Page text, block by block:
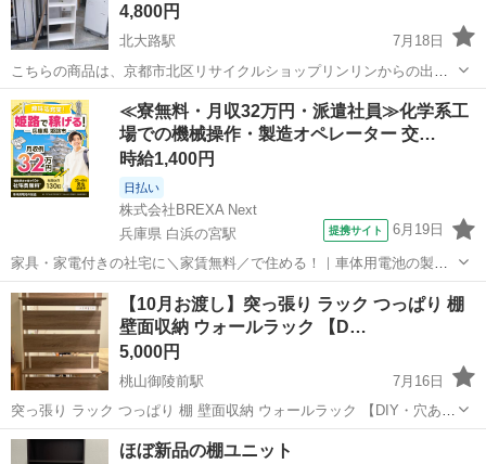
4,800円
北大路駅
7月18日
こちらの商品は、京都市北区リサイクルショップリンリンからの出品
となります。 当店は、家具・家電・食器・骨董品・日用品など、多種
多様な商品を取り揃えております。 昭和レトロなレア商品も沢山ござ
いますので、店内を見るだけ...
京都 京都市 北大路駅 収納家具 ラック
≪寮無料・月収32万円・派遣社員≫化学系工
場での機械操作・製造オペレーター 交…
時給1,400円
日払い
株式会社BREXA Next
兵庫県 白浜の宮駅
提携サイト 6月19日
家具・家電付きの社宅に＼家賃無料／で住める！｜車体用電池の製造
｜未経験から月収例32万円♪｜さらに【年間休日130日】！ 人気の工場
のお仕事 ◇車体用電池の製造◇ 機械の操作、部品のセッティング、検
査、清掃業務など。 ...
兵庫 姫路市 白浜の宮駅 その他
【10月お渡し】突っ張り ラック つっぱり 棚
壁面収納 ウォールラック 【D…
5,000円
桃山御陵前駅
7月16日
突っ張り ラック つっぱり 棚 壁面収納 ウォールラック 【DIY・穴あ
け・工事が不要】簡単取付 段差対応 木目調 幅80 スリム ナチュラル
サロンの商品棚として使用していたため状態は綺麗です。 重さおよそ
京都 京都市 桃山御陵前駅 収納家具
ほぼ新品の棚ユニット